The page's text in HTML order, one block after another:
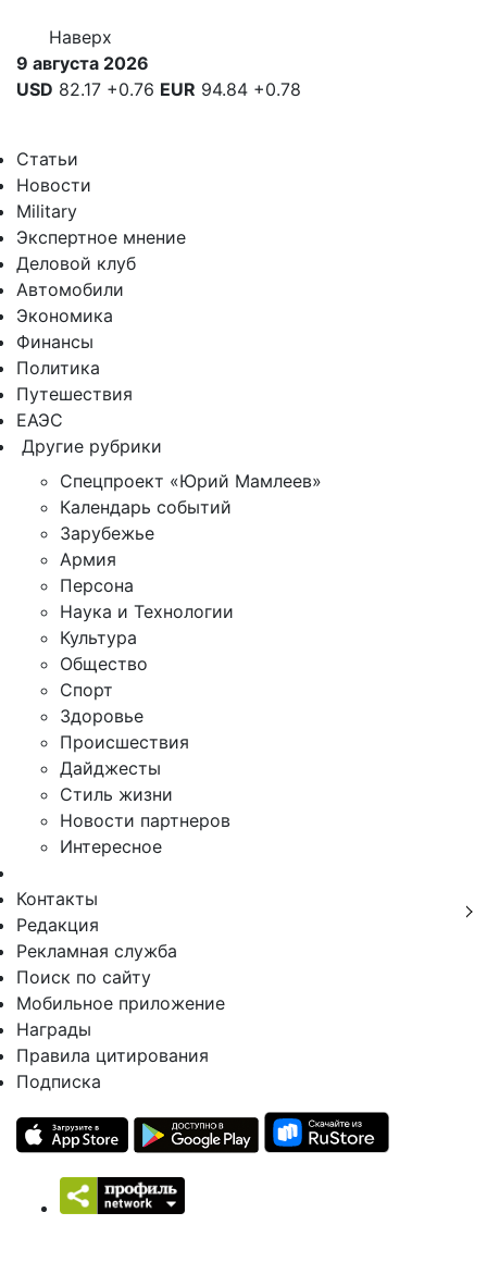
Наверх
9 августа 2026
USD 82.17 +0.76 EUR 94.84 +0.78
Статьи
Новости
Military
Экспертное мнение
Деловой клуб
Автомобили
Экономика
Финансы
Политика
Путешествия
ЕАЭС
Другие рубрики
Спецпроект «Юрий Мамлеев»
Календарь событий
Зарубежье
Армия
Персона
Наука и Технологии
Культура
Общество
Спорт
Здоровье
Происшествия
Дайджесты
Стиль жизни
Новости партнеров
Интересное
Контакты
Редакция
Рекламная служба
Поиск по сайту
Мобильное приложение
Награды
Правила цитирования
Подписка